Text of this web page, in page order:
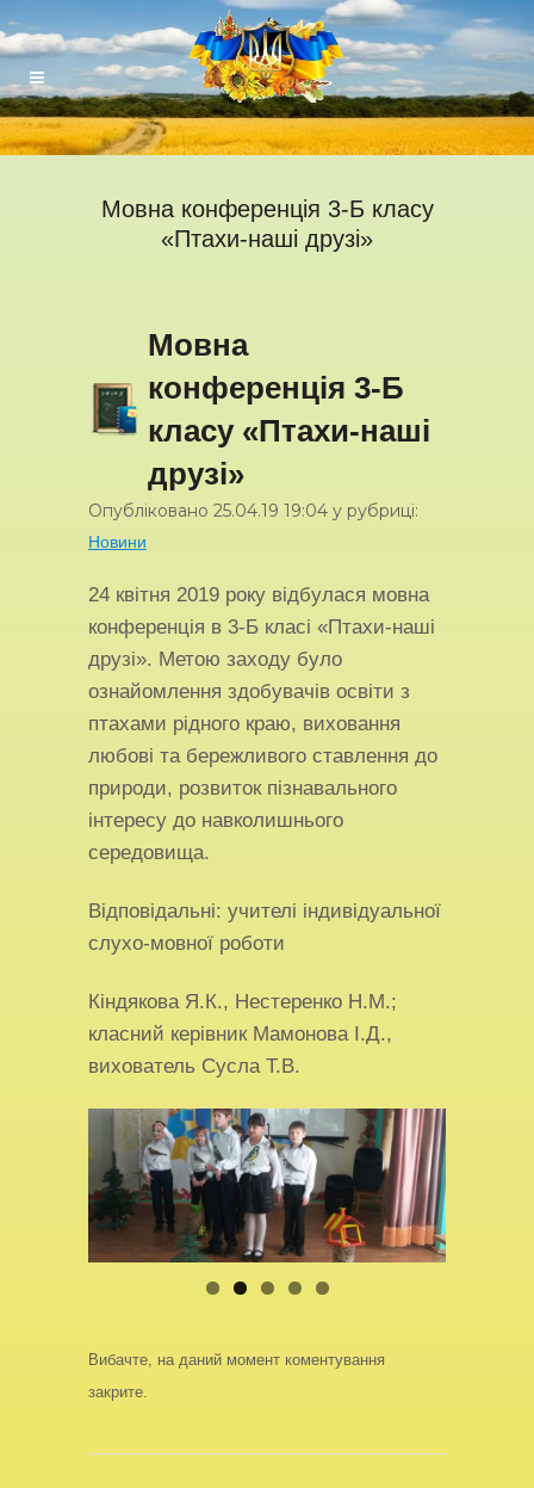
Мовна конференція 3-Б класу
«Птахи-наші друзі»
Мовна
конференція 3-Б
класу «Птахи-наші
друзі»
Опубліковано 25.04.19 19:04 у рубриці:
Новини
24 квітня 2019 року відбулася мовна
конференція в 3-Б класі «Птахи-наші
друзі». Метою заходу було
ознайомлення здобувачів освіти з
птахами рідного краю, виховання
любові та бережливого ставлення до
природи, розвиток пізнавального
інтересу до навколишнього
середовища.
Відповідальні: учителі індивідуальної
слухо-мовної роботи
Кіндякова Я.К., Нестеренко Н.М.;
класний керівник Мамонова І.Д.,
вихователь Сусла Т.В.
Вибачте, на даний момент коментування
закрите.